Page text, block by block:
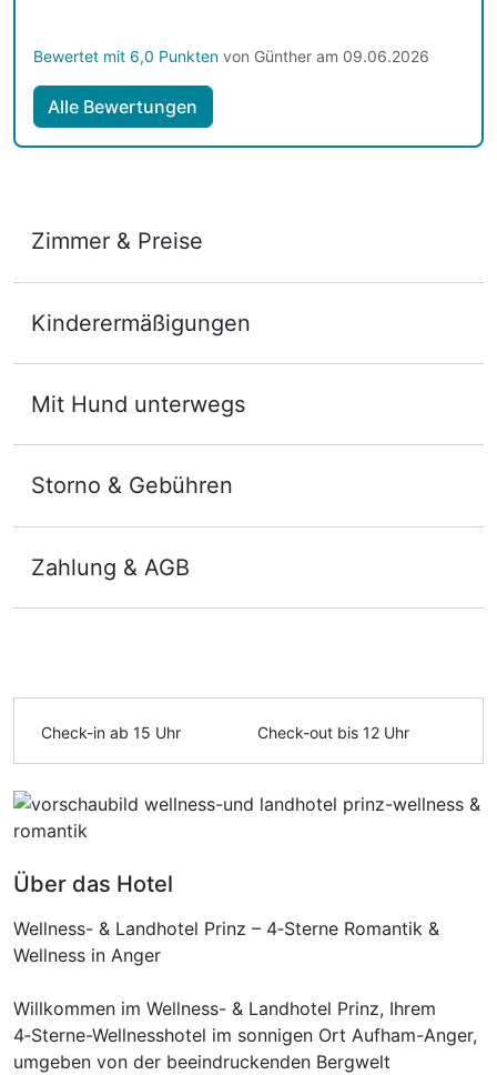
Alles in allem war es ein perfektes verlängertes
Bewertet mit 6,0 Punkten von Günther am 09.06.2026
Alle Bewertungen
Zimmer & Preise
2 Erwachsene und 2 Kinder
Für 8 Tage p.P. ab 952,00 €
Doppelzimmer
Kinderermäßigungen
Mit Hund unterwegs
Storno & Gebühren
Zahlung & AGB
Check-in ab 15 Uhr Check-out bis 12 Uhr
Über das Hotel
Wellness- & Landhotel Prinz – 4‑Sterne Romantik &
Wellness in Anger
Willkommen im Wellness- & Landhotel Prinz, Ihrem
4‑Sterne-Wellnesshotel im sonnigen Ort Aufham-Anger,
umgeben von der beeindruckenden Bergwelt